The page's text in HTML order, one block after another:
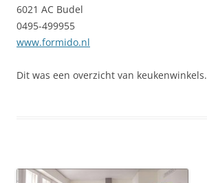
6021 AC Budel
0495-499955
www.formido.nl
Dit was een overzicht van keukenwinkels.